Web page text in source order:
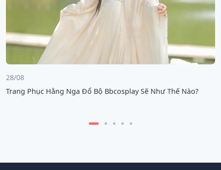
28/08
Trang Phục Hằng Nga Đổ Bộ Bbcosplay Sẽ Như Thế Nào?